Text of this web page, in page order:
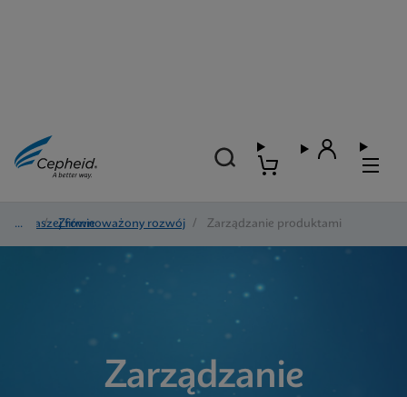
O naszej firmie
/ Zrównoważony rozwój / Zarządzanie produktami
Zarządzanie